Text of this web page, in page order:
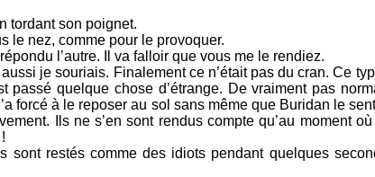
tordant son poignet.
le nez, comme pour le provoquer.
l’autre. Il va falloir que vous me le rendiez.
je souriais. Finalement ce n’était pas du cran. Ce
passé quelque chose d’étrange. De vraiment pas
forcé à le reposer au sol sans même que Buridan le
Ils ne s’en sont rendus compte qu’au moment
restés comme des idiots pendant quelques